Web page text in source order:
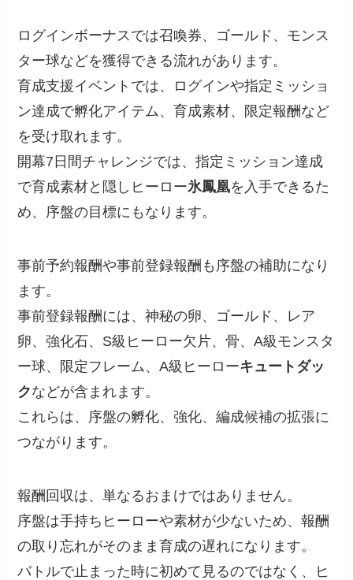
ログインボーナスでは召喚券、ゴールド、モンス
ター球などを獲得できる流れがあります。
育成支援イベントでは、ログインや指定ミッショ
ン達成で孵化アイテム、育成素材、限定報酬など
を受け取れます。
開幕7日間チャレンジでは、指定ミッション達成
で育成素材と隠しヒーロー氷鳳凰を入手できるた
め、序盤の目標にもなります。
事前予約報酬や事前登録報酬も序盤の補助になり
ます。
事前登録報酬には、神秘の卵、ゴールド、レア
卵、強化石、S級ヒーロー欠片、骨、A級モンスタ
ー球、限定フレーム、A級ヒーローキュートダッ
クなどが含まれます。
これらは、序盤の孵化、強化、編成候補の拡張に
つながります。
報酬回収は、単なるおまけではありません。
序盤は手持ちヒーローや素材が少ないため、報酬
の取り忘れがそのまま育成の遅れになります。
バトルで止まった時に初めて見るのではなく、ヒ